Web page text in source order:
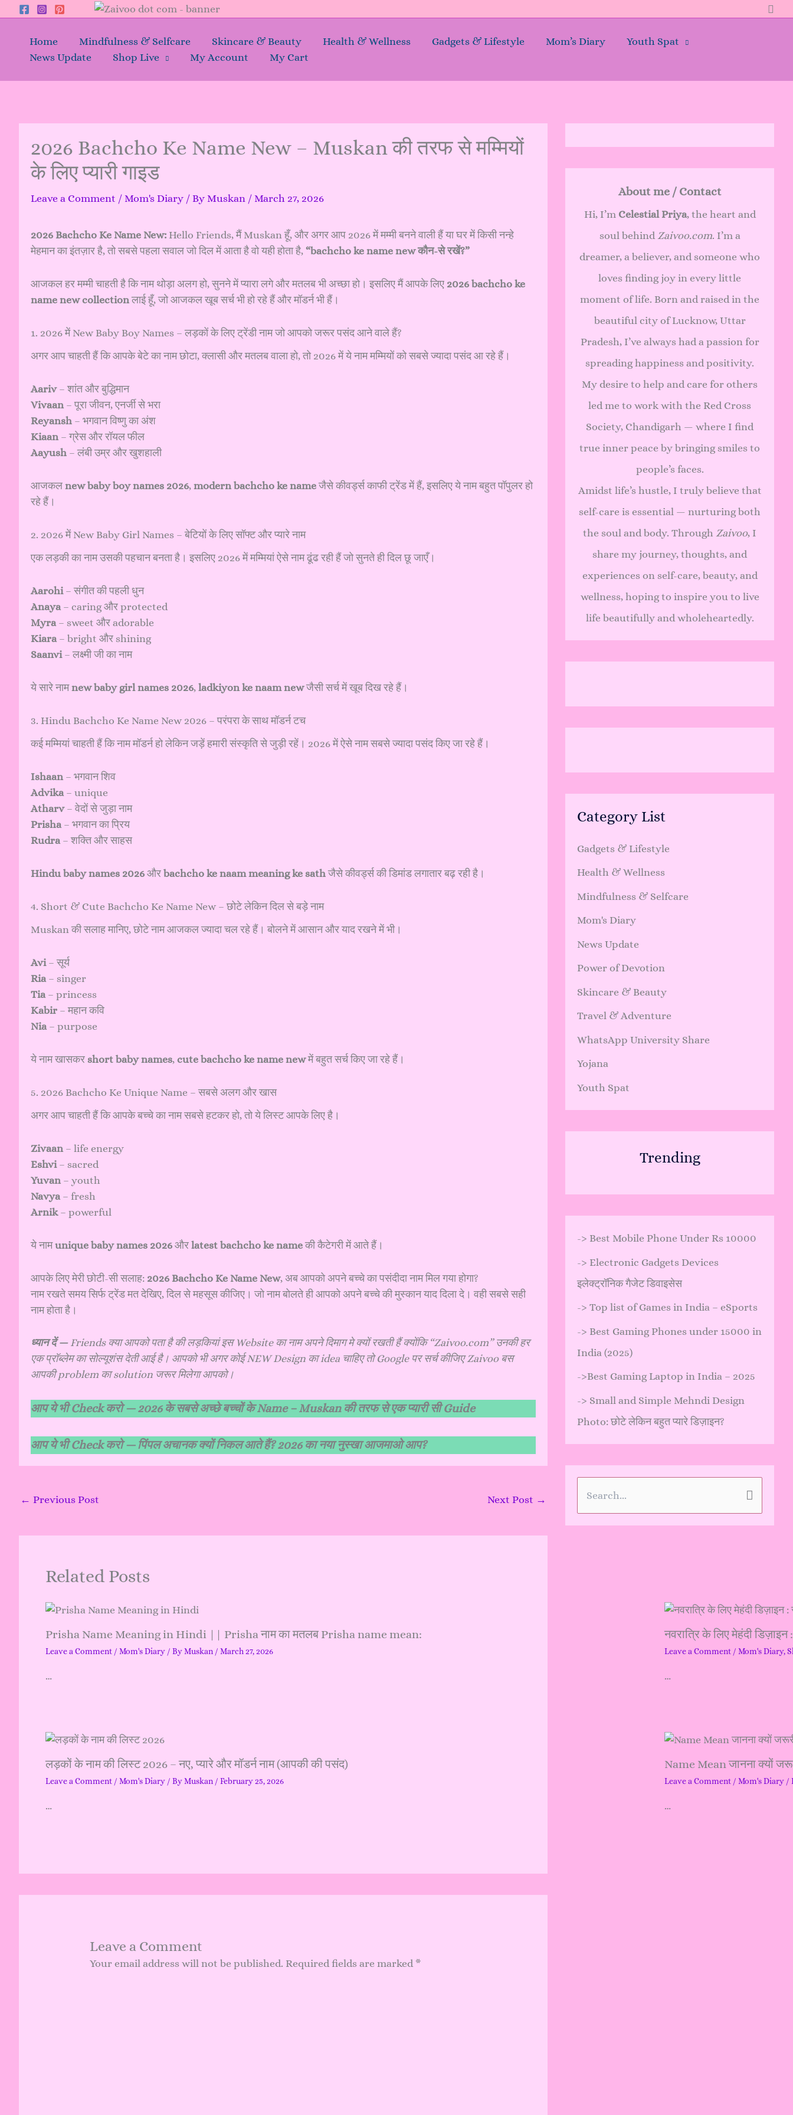
Skip
contentHome Mindfulness & Selfcare Skincare & Beauty Health & Wellness Gadgets & Lifestyle Mom’s Diary
Youth Spat
News Update
Shop Live My Account My Cart
2026 Bachcho Ke Name New – Muskan की तरफ से मम्मियों
के लिए प्यारी गाइड
Leave a Comment / Mom's Diary / By Muskan / March 27, 2026
2026 Bachcho Ke Name New: Hello Friends, मैं Muskan हूँ, और अगर आप 2026 में मम्मी बनने वाली हैं या घर में किसी नन्हे
मेहमान का इंतज़ार है, तो सबसे पहला सवाल जो दिल में आता है वो यही होता है, “bachcho ke name new कौन-से रखें?”
आजकल हर मम्मी चाहती है कि नाम थोड़ा अलग हो, सुनने में प्यारा लगे और मतलब भी अच्छा हो। इसलिए मैं आपके लिए 2026 bachcho ke
name new collectionलाई हूँ, जो आजकल खूब सर्च भी हो रहे हैं और मॉडर्न भी हैं।
1. 2026 में New Baby Boy Names – लड़कों के लिए ट्रेंडी नाम जो आपको जरूर पसंद आने वाले हैं?
अगर आप चाहती हैं कि आपके बेटे का नाम छोटा, क्लासी और मतलब वाला हो, तो 2026 में ये नाम मम्मियों को सबसे ज्यादा पसंद आ रहे हैं।
Aariv– शांत और बुद्धिमान
Vivaan – पूरा जीवन, एनर्जी से भरा
Reyansh – भगवान विष्णु का अंश
Kiaan – ग्रेस और रॉयल फील
Aayush – लंबी उम्र और खुशहाली
आजकल new baby boy names 2026, modern bachcho ke nameजैसे कीवर्ड्स काफी ट्रेंड में हैं, इसलिए ये नाम बहुत पॉपुलर हो
रहे हैं।
2. 2026 में New Baby Girl Names – बेटियों के लिए सॉफ्ट और प्यारे नाम
एक लड़की का नाम उसकी पहचान बनता है। इसलिए 2026 में मम्मियां ऐसे नाम ढूंढ रही हैं जो सुनते ही दिल छू जाएँ।
Aarohi– संगीत की पहली धुन
Anaya – caring और protected
Myra – sweet और adorable
Kiara – bright और shining
Saanvi– लक्ष्मी जी का नाम
ये सारे नामnew baby girl names 2026, ladkiyon ke naam newजैसी सर्च में खूब दिख रहे हैं।
3. Hindu Bachcho Ke Name New 2026 – परंपरा के साथ मॉडर्न टच
कई मम्मियां चाहती हैं कि नाम मॉडर्न हो लेकिन जड़ें हमारी संस्कृति से जुड़ी रहें। 2026 में ऐसे नाम सबसे ज्यादा पसंद किए जा रहे हैं।
Ishaan – भगवान शिव
Advika – unique
Atharv– वेदों से जुड़ा नाम
Prisha – भगवान का प्रिय
Rudra – शक्ति और साहस
Hindu baby names 2026 और bachcho ke naam meaning ke sathजैसे कीवर्ड्स की डिमांड लगातार बढ़ रही है।
4. Short & Cute Bachcho Ke Name New – छोटे लेकिन दिल से बड़े नाम
Muskan की सलाह मानिए, छोटे नाम आजकल ज्यादा चल रहे हैं। बोलने में आसान और याद रखने में भी।
Avi– सूर्य
Ria – singer
Tia – princess
Kabir – महान कवि
Nia – purpose
ये नाम खासकर short baby names, cute bachcho ke name newमें बहुत सर्च किए जा रहे हैं।
5. 2026 Bachcho Ke Unique Name – सबसे अलग और खास
अगर आप चाहती हैं कि आपके बच्चे का नाम सबसे हटकर हो, तो ये लिस्ट आपके लिए है।
Zivaan – life energy
Eshvi– sacred
Yuvan – youth
Navya – fresh
Arnik– powerful
ये नामunique baby names 2026 और latest bachcho ke nameकी कैटेगरी में आते हैं।
आपके लिए मेरी छोटी-सी सलाह: 2026 Bachcho Ke Name New, अब आपको अपने बच्चे का पसंदीदा नाम मिल गया होगा?
नाम रखते समय सिर्फ ट्रेंड मत देखिए, दिल से महसूस कीजिए। जो नाम बोलते ही आपको अपने बच्चे की मुस्कान याद दिला दे। वही सबसे सही
नाम होता है।
ध्यान दें —Friends क्या आपको पता है की लड़कियां इस Website का नाम अपने दिमाग मे क्यों रखती हैं क्योंकि “Zaivoo.com” उनकी हर
एक प्रॉब्लेम का सोल्यूशंस देती आई है। आपको भी अगर कोई NEW Design का idea चाहिए तो Google पर सर्च कीजिए Zaivoo बस
आपकी problem का solution जरूर मिलेगा आपको।
आप ये भी Check करो —2026 के सबसे अच्छे बच्चों के Name – Muskan की तरफ से एक प्यारी सी Guide
आप ये भी Check करो —पिंपल अचानक क्यों निकल आते हैं? 2026 का नया नुस्खा आजमाओ आप?
← Previous Post Next Post →
Related Posts
Prisha Name Meaning in Hindi || Prisha नाम का मतलब Prisha name mean:
Leave a Comment / Mom's Diary / ByMuskan / March 27, 2026
…
नवरात्रि के लिए मेहंदी
Leave a Comment / Mom's Diary,
…
लड़कों के नाम की लिस्ट 2026 – नए, प्यारे और मॉडर्न नाम (आपकी की पसंद)
Leave a Comment / Mom's Diary / ByMuskan / February 25, 2026
…
Name Mean जानना क्यों
Leave a Comment / Mom's Diary /
…
Leave a Comment
Your email address will not be published. Required fields are marked *
About me / Contact
Hi, I’m Celestial Priya, the heart and
soul behind Zaivoo.com. I’m a
dreamer, a believer, and someone who
loves finding joy in every little
moment of life. Born and raised in the
beautiful city of Lucknow, Uttar
Pradesh, I’ve always had a passion for
spreading happiness and positivity.
My desire to help and care for others
led me to work with the Red Cross
Society, Chandigarh — where I find
true inner peace by bringing smiles to
people’s faces.
Amidst life’s hustle, I truly believe that
self-care is essential — nurturing both
the soul and body. Through Zaivoo, I
share my journey, thoughts, and
experiences on self-care, beauty, and
wellness, hoping to inspire you to live
life beautifully and wholeheartedly.
Category List
Gadgets & Lifestyle
Health & Wellness
Mindfulness & Selfcare
Mom's Diary
News Update
Power of Devotion
Skincare & Beauty
Travel & Adventure
WhatsApp University Share
Yojana
Youth Spat
Trending
-> Best Mobile Phone Under Rs 10000
-> Electronic Gadgets Devices
इलेक्ट्रॉनिक गैजेट डिवाइसेस
-> Top list of Games in India – eSports
-> Best Gaming Phones under 15000 in
India (2025)
->Best Gaming Laptop in India – 2025
-> Small and Simple Mehndi Design
Photo: छोटे लेकिन बहुत प्यारे डिज़ाइन?